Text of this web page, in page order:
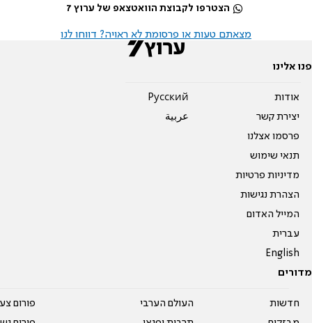
הצטרפו לקבוצת הוואטצאפ של ערוץ 7
מצאתם טעות או פרסומת לא ראויה? דווחו לנו
פנו אלינו
אודות
יצירת קשר
פרסמו אצלנו
תנאי שימוש
מדיניות פרטיות
הצהרת נגישות
המייל האדום
עברית
English
Pусский
عربية
מדורים
חדשות
העולם הערבי
פורום